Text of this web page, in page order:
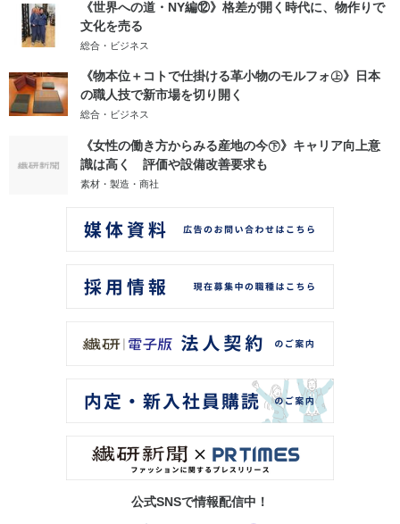
《世界への道・NY編⑫》格差が開く時代に、物作りで
文化を売る
総合・ビジネス
《物本位＋コトで仕掛ける革小物のモルフォ㊤》日本
の職人技で新市場を切り開く
総合・ビジネス
《女性の働き方からみる産地の今㊦》キャリア向上意
識は高く 評価や設備改善要求も
素材・製造・商社
公式SNSで情報配信中！